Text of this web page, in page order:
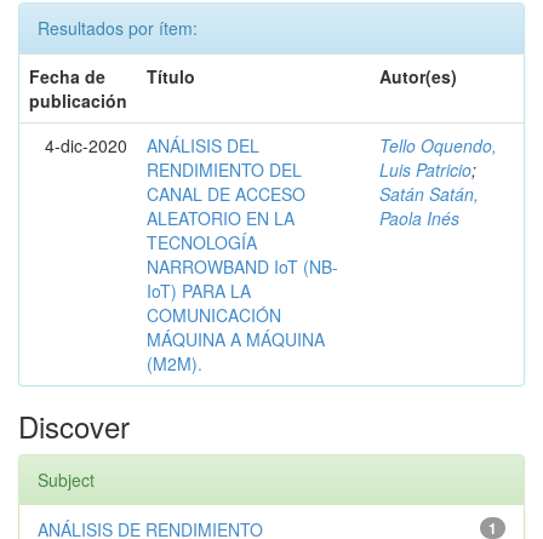
Resultados por ítem:
Fecha de
publicación
Título Autor(es)
4-dic-2020
ANÁLISIS DEL
RENDIMIENTO DEL
CANAL DE ACCESO
ALEATORIO EN LA
TECNOLOGÍA
NARROWBAND IoT (NB-
IoT) PARA LA
COMUNICACIÓN
MÁQUINA A MÁQUINA
(M2M).
Tello Oquendo,
Luis Patricio;
Satán Satán,
Paola Inés
Discover
Subject
1
ANÁLISIS DE RENDIMIENTO